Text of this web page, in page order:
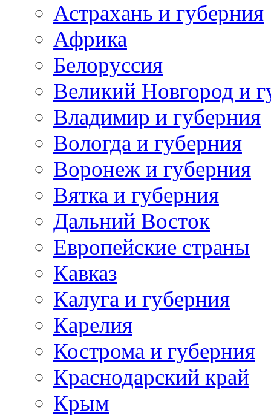
Астрахань и губерния
Африка
Белоруссия
Великий Новгород и
Владимир и губерния
Вологда и губерния
Воронеж и губерния
Вятка и губерния
Дальний Восток
Европейские страны
Кавказ
Калуга и губерния
Карелия
Кострома и губерния
Краснодарский край
Крым